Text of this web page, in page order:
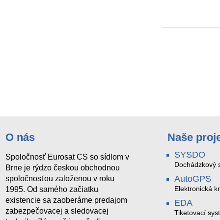
O nás
Spoločnosť Eurosat CS so sídlom v
Brne je rýdzo českou obchodnou
spoločnosťou založenou v roku
1995. Od samého začiatku
existencie sa zaoberáme predajom
zabezpečovacej a sledovacej
Naše
SYSDO
Dochádzkový
AutoGPS
Elektronická
EDA
Tiketovací